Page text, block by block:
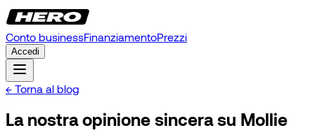
Conto businessFinanziamentoPrezzi
Accedi
← Torna al blog
La nostra opinione sincera su Mollie